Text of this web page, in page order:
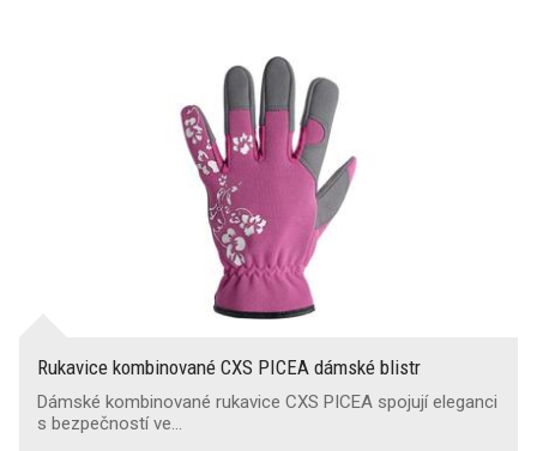
Rukavice kombinované CXS PICEA dámské blistr
Dámské kombinované rukavice CXS PICEA spojují eleganci
s bezpečností ve…